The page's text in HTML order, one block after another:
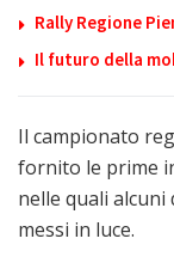
Rally Regione
Il futuro della
Il campionato
fornito le prime
nelle quali
messi in luce.